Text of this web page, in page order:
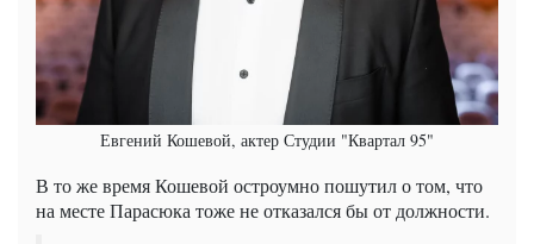
Евгений Кошевой, актер Студии "Квартал 95"
В то же время Кошевой остроумно пошутил о том, что
на месте Парасюка тоже не отказался бы от должности.